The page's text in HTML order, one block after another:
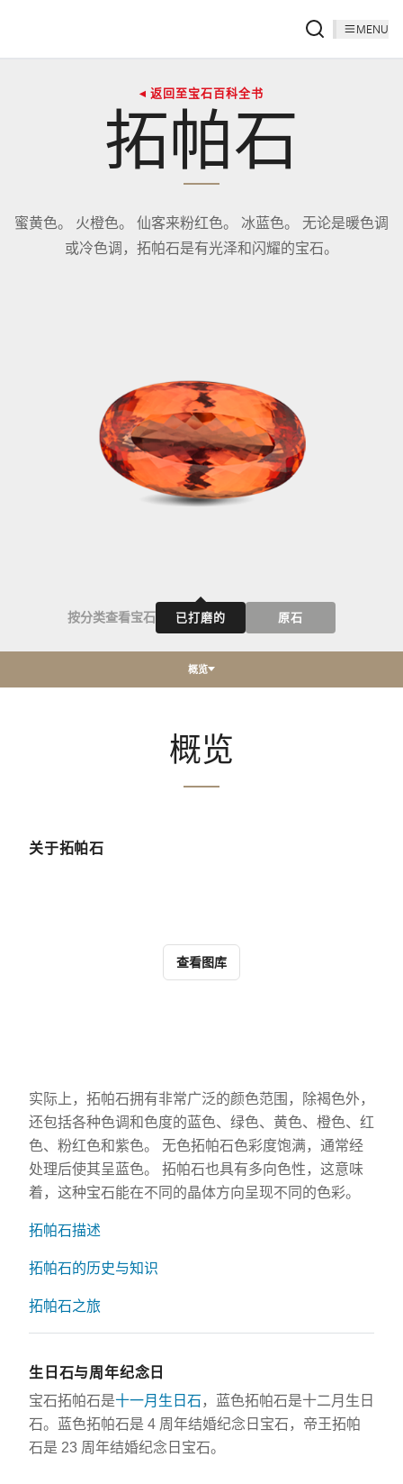
MENU
◂ 返回至宝石百科全书
拓帕石
蜜黄色。 火橙色。 仙客来粉红色。 冰蓝色。 无论是暖色调
或冷色调，拓帕石是有光泽和闪耀的宝石。
按分类查看宝石 已打磨的 原石
概览
概览
关于拓帕石
查看图库
实际上，拓帕石拥有非常广泛的颜色范围，除褐色外，
还包括各种色调和色度的蓝色、绿色、黄色、橙色、红
色、粉红色和紫色。 无色拓帕石色彩度饱满，通常经
处理后使其呈蓝色。 拓帕石也具有多向色性，这意味
着，这种宝石能在不同的晶体方向呈现不同的色彩。
拓帕石描述
拓帕石的历史与知识
拓帕石之旅
生日石与周年纪念日
宝石拓帕石是十一月生日石 ，蓝色拓帕石是十二月生日
石。蓝色拓帕石是 4 周年结婚纪念日宝石，帝王拓帕
石是 23 周年结婚纪念日宝石。